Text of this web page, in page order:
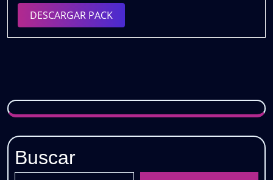
DESCARGAR PACKDESCARGAR
PACK
Buscar